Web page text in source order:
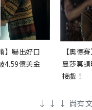
】嚇出好口
4.59億美金
【奧德
曼莎莫
接戲！
↓ ↓ ↓ 尚有